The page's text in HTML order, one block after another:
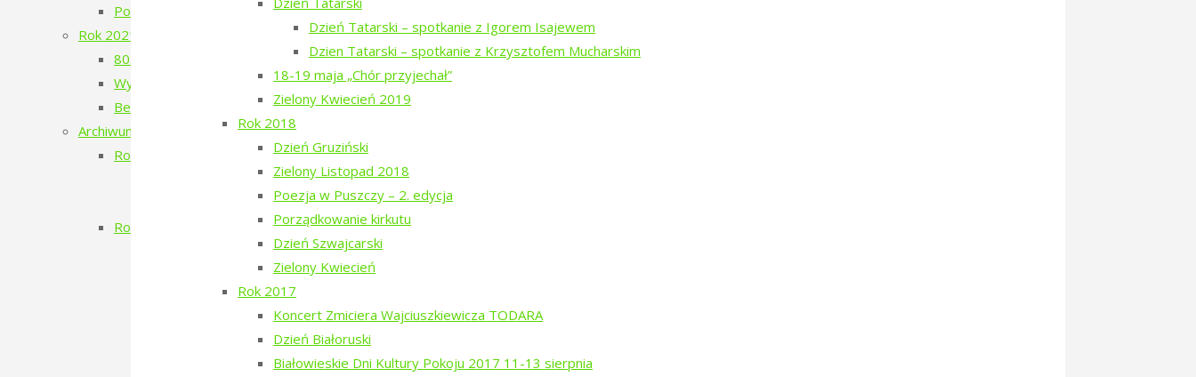
Dzień Tatarski – spotkanie z Igorem Isajewem
Dzien Tatarski – spotkanie z Krzysztofem Mucharskim
18-19 maja „Chór przyjechał”
Zielony Kwiecień 2019
Rok 2018
Dzień Gruziński
Zielony Listopad 2018
Poezja w Puszczy – 2. edycja
Porządkowanie kirkutu
Dzień Szwajcarski
Zielony Kwiecień
Rok 2017
Koncert Zmiciera Wajciuszkiewicza TODARA
Dzień Białoruski
Białowieskie Dni Kultury Pokoju 2017 11-13 sierpnia
Poezja w Puszczy – 4. edycja – 2023
Rok 2021
80. Rocznica Zagłady Żydów Narewkowskich
Wystawa „Sąsiedzi, których już nie ma…”
Berjozkele – Dobranoc Narewko
Archiwum 2016-2020
Rok 2020
Aleja Odlatujących Ptaków
Rok 2019
Filmowe Podlasie oraz koncert Postmana
Narewka czyta Olgę Tokarczuk
Dzień Szwedzki
Poezja w Puszczy – 3. edycja
RÓBMY SWOJE – Pasieki